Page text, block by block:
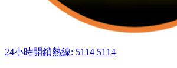
24小時開鎖熱線: 5114 5114